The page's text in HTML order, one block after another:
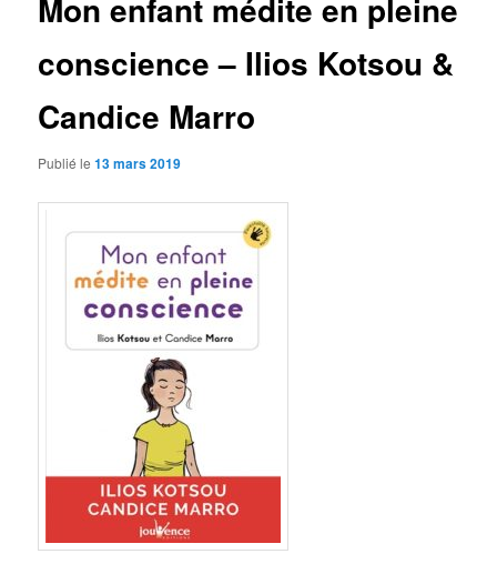
Mon enfant médite en pleine
conscience – Ilios Kotsou &
Candice Marro
Publié le13 mars 2019